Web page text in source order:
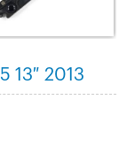
13″ 2013